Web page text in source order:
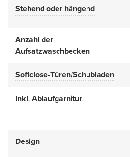
Stehend oder hängend
Anzahl der
Aufsatzwaschbecken
Softclose-Türen/Schubladen
Inkl. Ablaufgarnitur
Design